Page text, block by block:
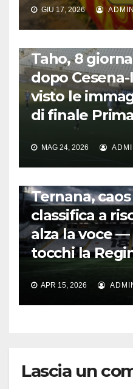
GIU 17, 2026
Taho, 8
dopo
visto le
di finale
MAG 24, 2026
Ternana,
classifica a
alza la voce —
tocchi la
APR 15, 2026
Lascia un